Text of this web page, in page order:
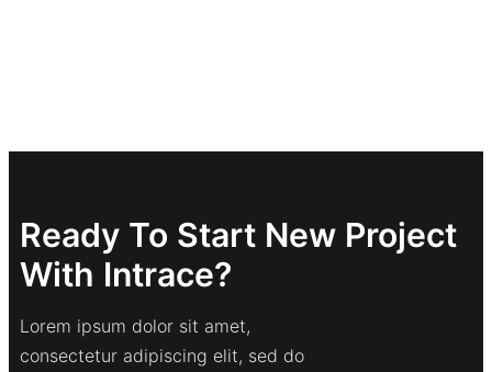
Ready To Start New Project
With Intrace?
Lorem ipsum dolor sit amet,
consectetur adipiscing elit, sed do